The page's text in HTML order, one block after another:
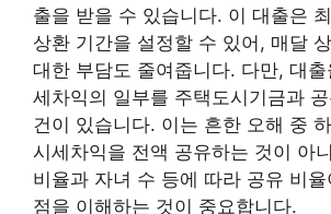
출을 받을 수 있습니다. 이 대출은
상환 기간을 설정할 수 있어, 매달
대한 부담도 줄여줍니다. 다만, 대
세차익의 일부를 주택도시기금과
건이 있습니다. 이는 흔한 오해 중
시세차익을 전액 공유하는 것이 아
비율과 자녀 수 등에 따라 공유 비
점을 이해하는 것이 중요합니다.